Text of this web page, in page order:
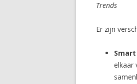
Trends
Er zijn
elkaar